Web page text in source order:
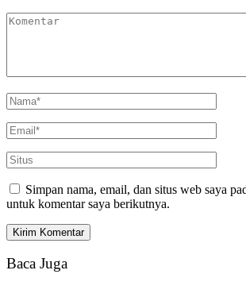
Simpan nama, email, dan situs web saya
untuk komentar saya berikutnya.
Baca Juga